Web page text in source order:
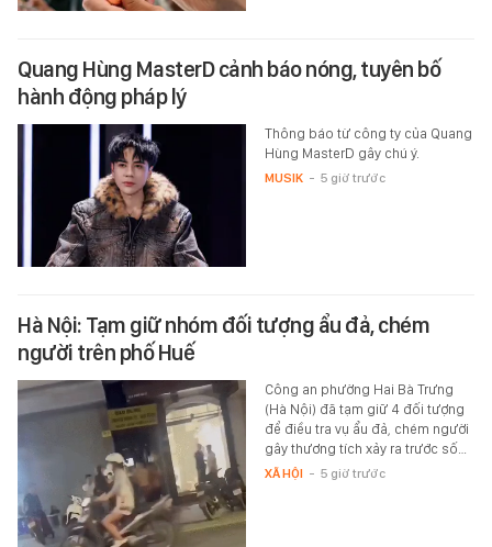
Quang Hùng MasterD cảnh báo nóng, tuyên bố
hành động pháp lý
Thông báo từ công ty của Quang
Hùng MasterD gây chú ý.
MUSIK - 5 giờ trước
Hà Nội: Tạm giữ nhóm đối tượng ẩu đả, chém
người trên phố Huế
Công an phường Hai Bà Trưng
(Hà Nội) đã tạm giữ 4 đối tượng
để điều tra vụ ẩu đả, chém người
gây thương tích xảy ra trước số…
XÃ HỘI - 5 giờ trước